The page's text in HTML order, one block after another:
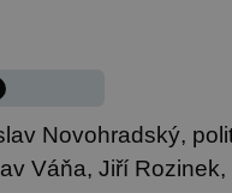
Novohradský,
Váňa, Jiří Rozinek,